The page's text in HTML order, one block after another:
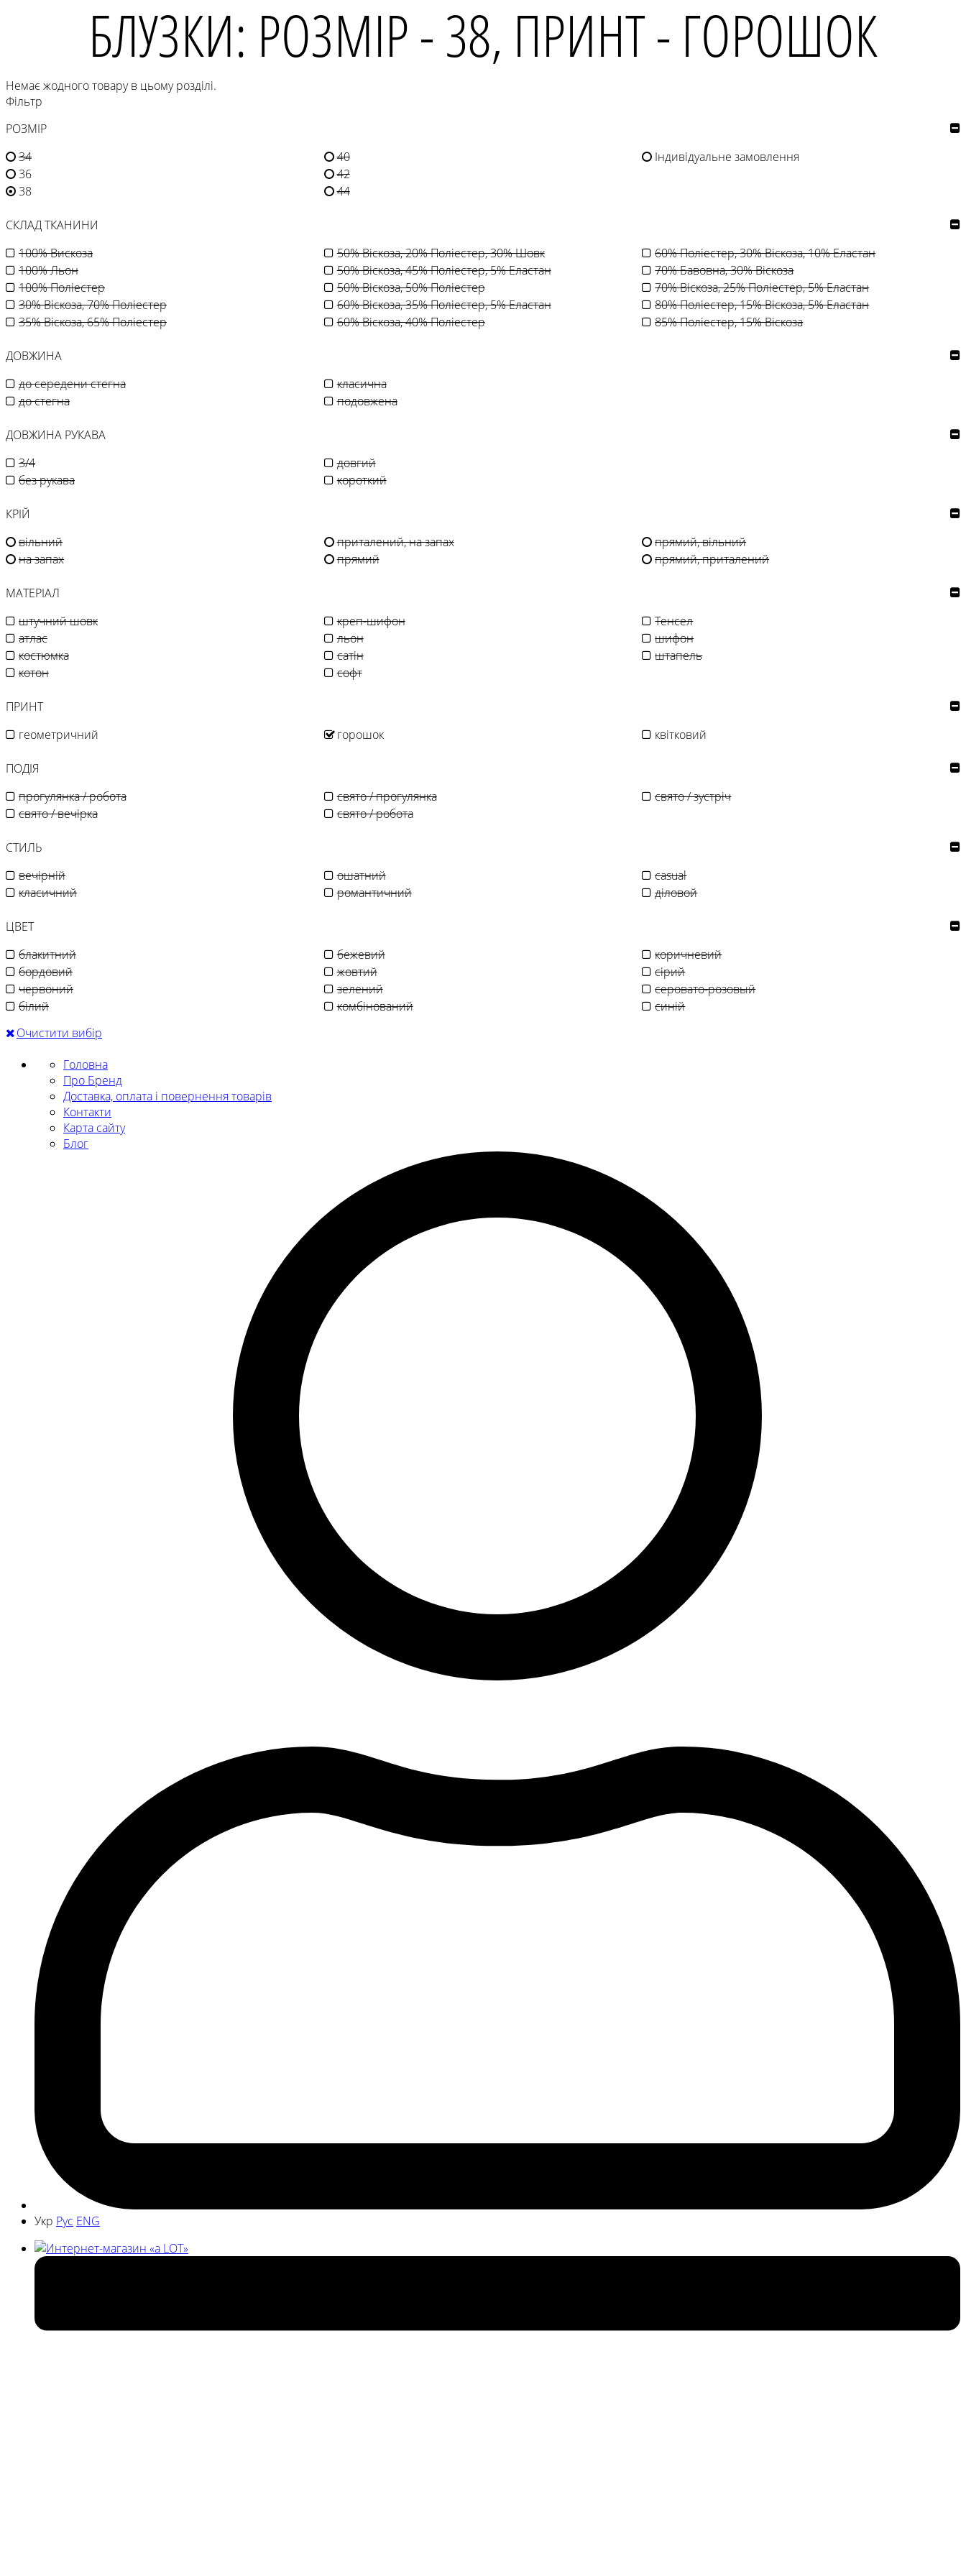
БЛУЗКИ: РОЗМІР - 38, ПРИНТ - ГОРОШОК
Немає жодного товару в цьому розділі.
Фільтр
РОЗМІР
34
36
38
40
42
44
Індивідуальне замовлення
СКЛАД ТКАНИНИ
100% Вискоза
100% Льон
100% Поліестер
30% Віскоза, 70% Поліестер
35% Віскоза, 65% Поліестер
50% Віскоза, 20% Поліестер, 30% Шовк
50% Віскоза, 45% Поліестер, 5% Еластан
50% Віскоза, 50% Поліестер
60% Віскоза, 35% Поліестер, 5% Еластан
60% Віскоза, 40% Поліестер
60% Поліестер, 30% Віскоза, 10% Еластан
70% Бавовна, 30% Віскоза
70% Віскоза, 25% Поліестер, 5% Еластан
80% Поліестер, 15% Віскоза, 5% Еластан
85% Поліестер, 15% Віскоза
ДОВЖИНА
до середени стегна
до стегна
класична
подовжена
ДОВЖИНА РУКАВА
3/4
без рукава
довгий
короткий
КРІЙ
вільний
на запах
приталений, на запах
прямий
прямий, вільний
прямий, приталений
МАТЕРІАЛ
штучний шовк
атлас
костюмка
котон
креп-шифон
льон
сатін
софт
Тенсел
шифон
штапель
ПРИНТ
геометричний
горошок квітковий
ПОДІЯ
прогулянка / робота
свято / вечірка
свято / прогулянка
свято / робота
свято / зустріч
СТИЛЬ
вечірній
класичний
ошатний
романтичний
casual
діловой
ЦВЕТ
блакитний
бордовий
червоний
білий
бежевий
жовтий
зелений
комбінований
коричневий
сірий
серовато-розовый
синій
Очистити вибір
Головна
Про Бренд
Доставка, оплата і повернення товарів
Контакти
Карта сайту
Блог
Укр Рус ENG